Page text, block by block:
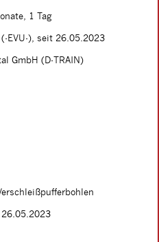
1 Tag
(-EVU-), seit 26.05.2023
GmbH (D-TRAIN)